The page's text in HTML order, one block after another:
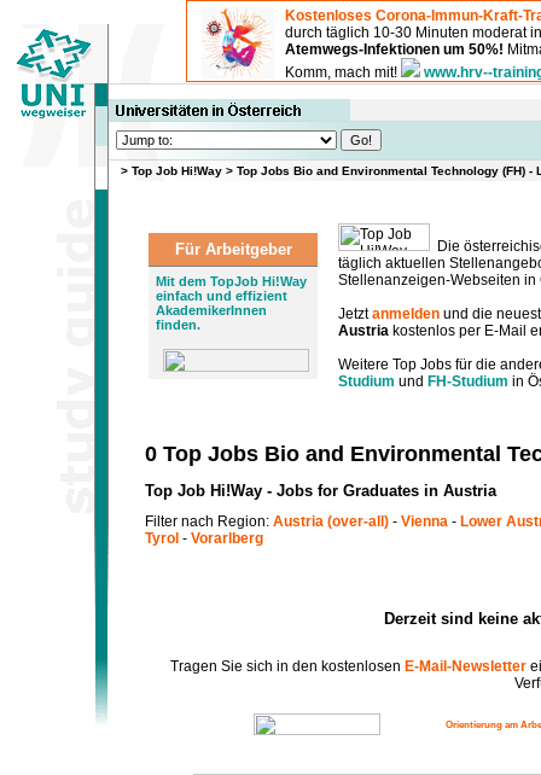
Kostenloses Corona-Immun-Kraft-
durch täglich 10-30 Minuten moderat
Atemwegs-Infektionen um 50%!
Komm, mach mit!
www.hrv--
> Top Job Hi!Way > Top Jobs Bio and Environmental Technology (FH)
Für Arbeitgeber
Mit dem TopJob Hi!Way
einfach und effizient
AkademikerInnen
finden.
Die
täglich aktuellen
Stellenanzeigen-Webseiten in
Jetztanmelden und die
Austria kostenlos per E-Mail
Weitere Top Jobs für die
Studium und FH-Studium in
0 Top Jobs Bio and Environmental
Top Job Hi!Way - Jobs for Graduates in Austria
Filter nach Region: Austria (over-all) - Vienna - Lower
Tyrol - Vorarlberg
Derzeit sind keine
Tragen Sie sich in den kostenlosen E-Mail-Newsletter
Orientierung am